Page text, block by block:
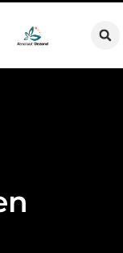
vandaag de